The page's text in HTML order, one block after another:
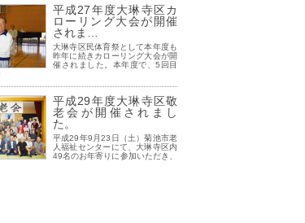
平成27年度大琳寺区カ
ローリング大会が開催
されま…
大琳寺区民体育祭として本年度も
昨年に続きカローリング大会が開
催されました。本年度で、5回目
平成29年度大琳寺区敬
老会が開催されまし
た。
平成29年9月23日（土）菊池市老
人福祉センターにて、大琳寺区内
49名のお年寄りに参加いただき、